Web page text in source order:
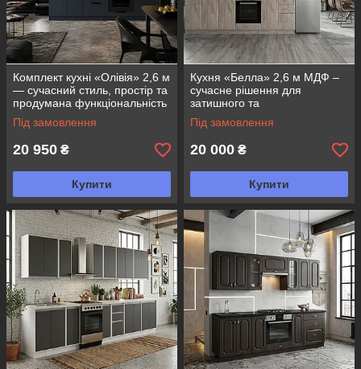
Комплект кухні «Олівія» 2,6 м
— сучасний стиль, простір та
продумана функціональність
Під замовлення
20 950 ₴
Купити
Кухня «Белла» 2,6 м МДФ –
сучасне рішення для
затишного та
функціонального простору
Під замовлення
20 000 ₴
Купити